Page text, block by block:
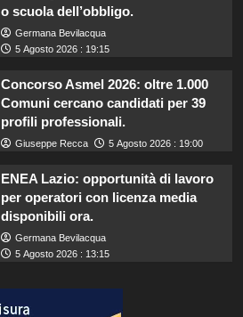
o scuola dell’obbligo.
Germana Bevilacqua
5 Agosto 2026 : 19:15
Concorso Asmel 2026: oltre 1.000
Comuni cercano candidati per 39
profili professionali.
Giuseppe Recca 5 Agosto 2026 : 19:00
ENEA Lazio: opportunità di lavoro
per operatori con licenza media
disponibili ora.
Germana Bevilacqua
5 Agosto 2026 : 13:15